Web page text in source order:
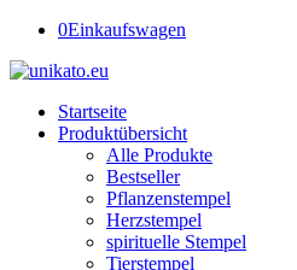
0Einkaufswagen
Startseite
Produktübersicht
Alle Produkte
Bestseller
Pflanzenstempel
Herzstempel
spirituelle Stempel
Tierstempel